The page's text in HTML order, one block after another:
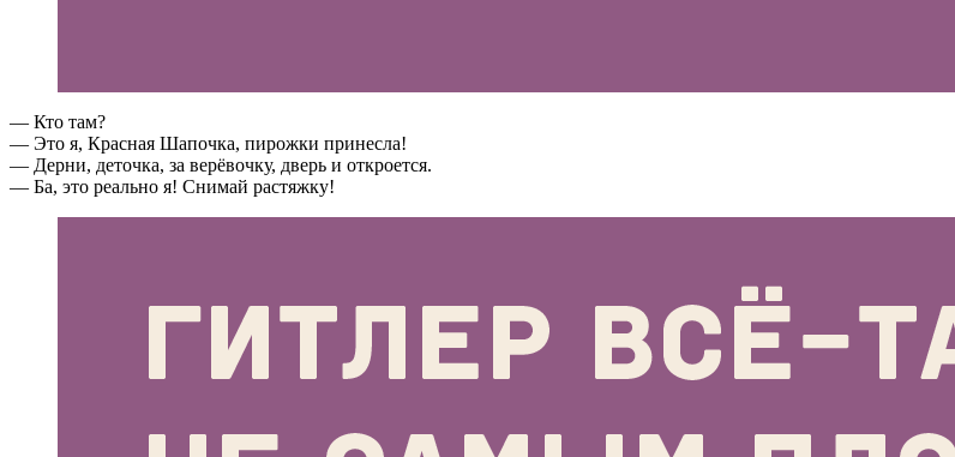
— Кто там?
— Это я, Красная Шапочка, пирожки принесла!
— Дерни, деточка, за верёвочку, дверь и откроется.
— Ба, это реально я! Снимай растяжку!